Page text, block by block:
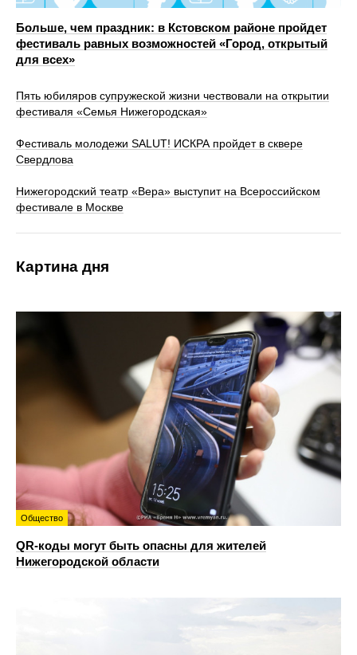
Больше, чем праздник: в Кстовском районе пройдет
фестиваль равных возможностей «Город, открытый
для всех»
Пять юбиляров супружеской жизни чествовали на открытии
фестиваля «Семья Нижегородская»
Фестиваль молодежи SALUT! ИСКРА пройдет в сквере
Свердлова
Нижегородский театр «Вера» выступит на Всероссийском
фестивале в Москве
Картина дня
Общество
QR-коды могут быть опасны для жителей
Нижегородской области